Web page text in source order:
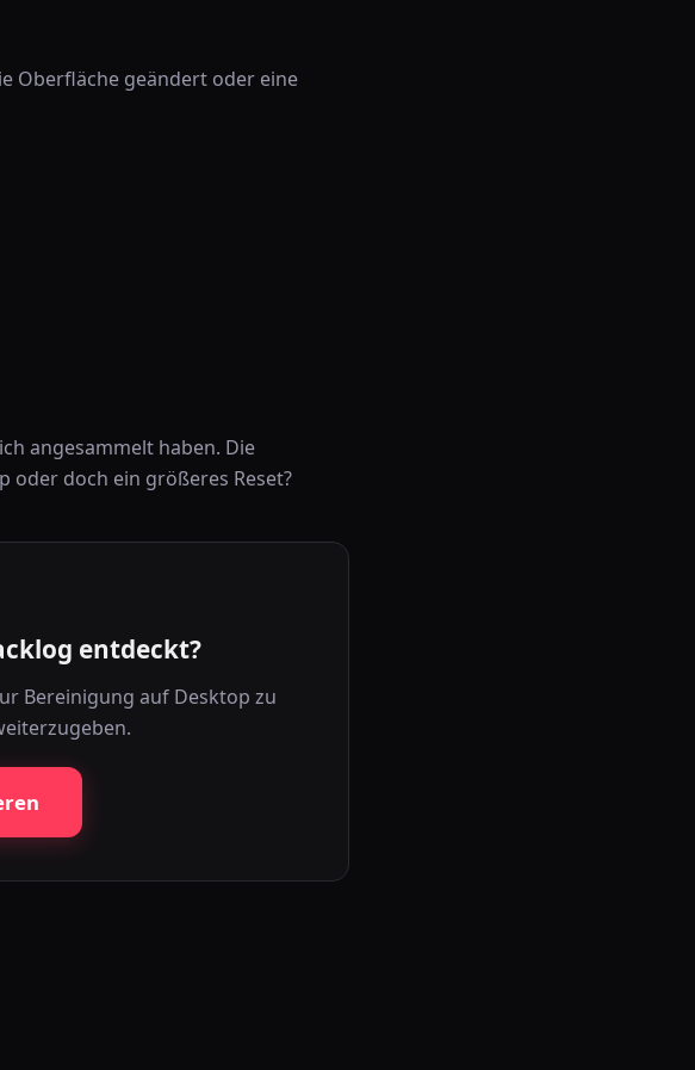
Oberfläche geändert oder eine
angesammelt haben. Die
oder doch ein größeres Reset?
entdeckt?
Bereinigung auf Desktop zu